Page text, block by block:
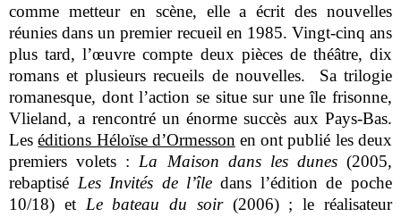
comme metteur en scène, elle a écrit des nouvelles
réunies dans un premier recueil en 1985. Vingt-cinq ans
plus tard, l’œuvre compte deux pièces de théâtre, dix
romans et plusieurs recueils de nouvelles. Sa trilogie
romanesque, dont l’action se situe sur une île frisonne,
Vlieland, a rencontré un énorme succès aux Pays-Bas.
Leséditions Héloïse d’Ormesson en ont publié les deux
premiers volets : La Maison dans les dunes(2005,
rebaptisé Les Invités de l’île dans l’édition de poche
10/18) et Le bateau du soir(2006) ; le réalisateur